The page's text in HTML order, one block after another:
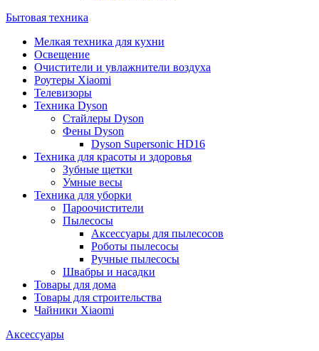
Бытовая техника
Мелкая техника для кухни
Освещение
Очистители и увлажнители воздуха
Роутеры Xiaomi
Телевизоры
Техника Dyson
Стайлеры Dyson
Фены Dyson
Dyson Supersonic HD16
Техника для красоты и здоровья
Зубные щетки
Умные весы
Техника для уборки
Пароочистители
Пылесосы
Аксессуары для пылесосов
Роботы пылесосы
Ручные пылесосы
Швабры и насадки
Товары для дома
Товары для строительства
Чайники Xiaomi
Аксессуары